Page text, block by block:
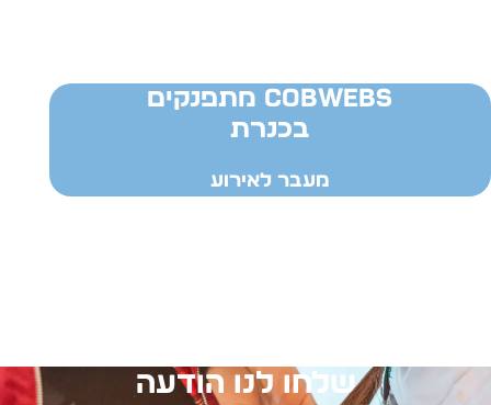
COBWEBS מתפנקים
בכנרת
מעבר לאירוע
שלחו לנו הודעה